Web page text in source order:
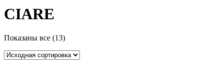
CIARE
Показаны все (13)